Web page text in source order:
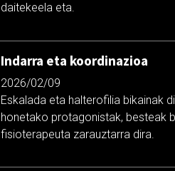
daitekeela eta.
Indarra eta koordinazioa
2026/02/09
Eskalada eta halterofilia bikainak
honetako protagonistak, besteak
fisioterapeuta zarauztarra dira.